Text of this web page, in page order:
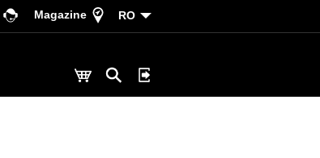
Magazine RO